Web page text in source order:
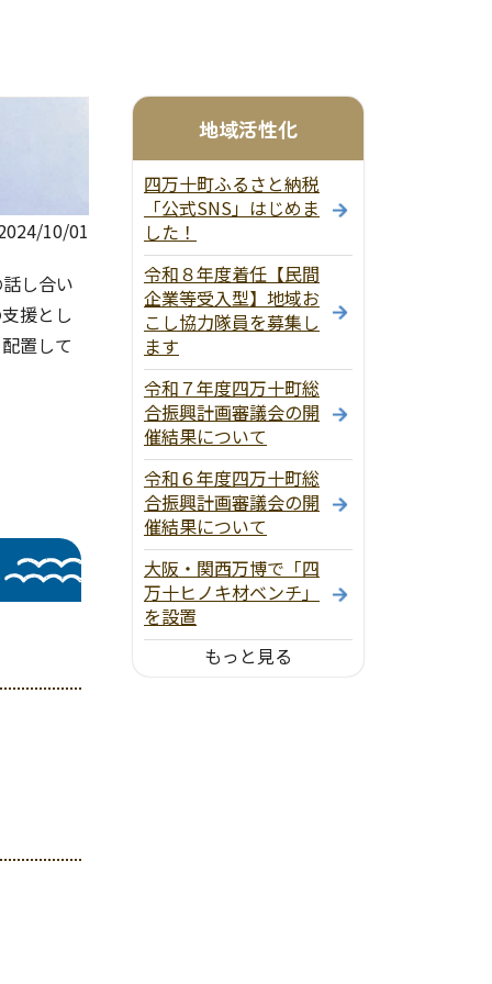
10/01
し合い
援とし
置して
地域活性化
四万十町ふるさと納税
「公式SNS」はじめま
した！
令和８年度着任【民間
企業等受入型】地域お
こし協力隊員を募集し
ます
令和７年度四万十町総
合振興計画審議会の開
催結果について
令和６年度四万十町総
合振興計画審議会の開
催結果について
大阪・関西万博で「四
万十ヒノキ材ベンチ」
を設置
もっと見る